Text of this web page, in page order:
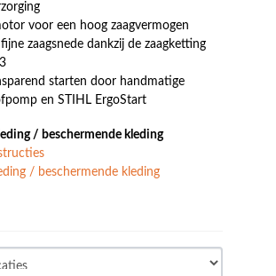
voor een hoog zaagvermogen
zaagsnede dankzij de zaagketting
starten door handmatige
en STIHL ErgoStart
/ beschermende kleding
/ beschermende kleding